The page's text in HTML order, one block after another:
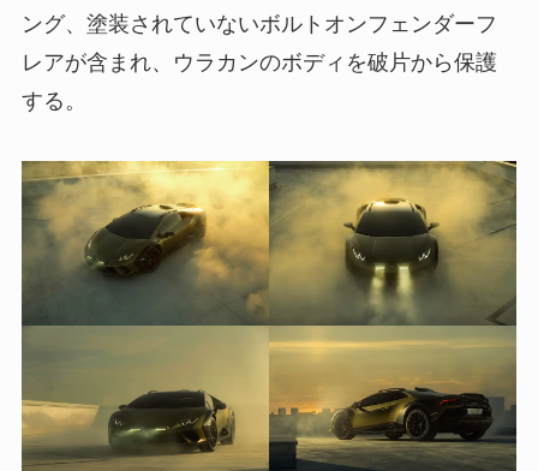
ング、塗装されていないボルトオンフェンダーフ
レアが含まれ、ウラカンのボディを破片から保護
する。